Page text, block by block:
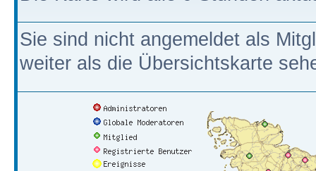
Sie sind nicht angemeldet als
weiter als die Übersichtskarte